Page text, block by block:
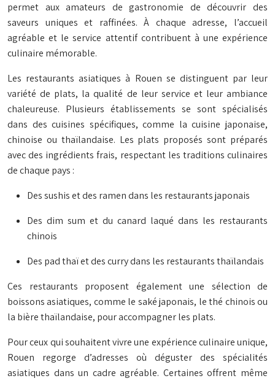
permet aux amateurs de gastronomie de découvrir des
saveurs uniques et raffinées. À chaque adresse, l’accueil
agréable et le service attentif contribuent à une expérience
culinaire mémorable.
Les restaurants asiatiques à Rouen se distinguent par leur
variété de plats, la qualité de leur service et leur ambiance
chaleureuse. Plusieurs établissements se sont spécialisés
dans des cuisines spécifiques, comme la cuisine japonaise,
chinoise ou thaïlandaise. Les plats proposés sont préparés
avec des ingrédients frais, respectant les traditions culinaires
de chaque pays :
Des sushis et des ramen dans les restaurants japonais
Des dim sum et du canard laqué dans les restaurants
chinois
Des pad thaï et des curry dans les restaurants thaïlandais
Ces restaurants proposent également une sélection de
boissons asiatiques, comme le saké japonais, le thé chinois ou
la bière thaïlandaise, pour accompagner les plats.
Pour ceux qui souhaitent vivre une expérience culinaire unique,
Rouen regorge d’adresses où déguster des spécialités
asiatiques dans un cadre agréable. Certaines offrent même